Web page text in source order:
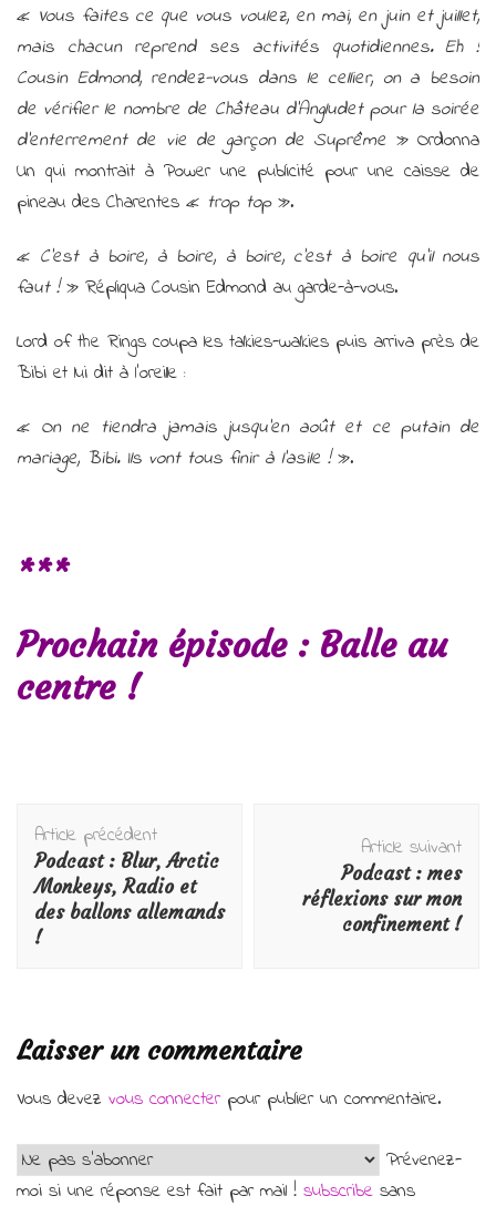
« Vous faites ce que vous voulez, en mai, en juin et juillet,
mais chacun reprend ses activités quotidiennes. Eh !
Cousin Edmond, rendez-vous dans le cellier, on a besoin
de vérifier le nombre de Château d’Angludet pour la soirée
d’enterrement de vie de garçon de Suprême » Ordonna
Un qui montrait à Power une publicité pour une caisse de
pineau des Charentes « trop top ».
« C’est à boire, à boire, à boire, c’est à boire qu’il nous
faut !» Répliqua Cousin Edmond au garde-à-vous.
Lord of the Rings coupa les talkies-walkies puis arriva près de
Bibi et lui dit à l’oreille :
« On ne tiendra jamais jusqu’en août et ce putain de
mariage, Bibi. Ils vont tous finir à l’asile !».
***
Prochain épisode : Balle au
centre !
Navigation
d'article
Article précédent
Podcast : Blur, Arctic
Monkeys, Radio et
des ballons allemands
!
Article suivant
Podcast : mes
réflexions sur mon
confinement !
Laisser un commentaire
Vous devez vous connecterpour publier un commentaire.
Prévenez-
moi si une réponse est fait par mail ! subscribe sans